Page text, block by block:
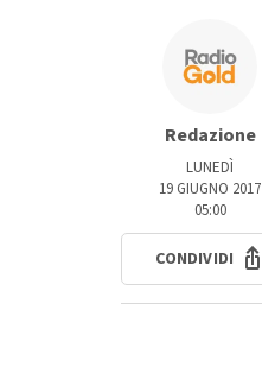
Redazione
LUNEDÌ
19 GIUGNO 2017
05:00
CONDIVIDI